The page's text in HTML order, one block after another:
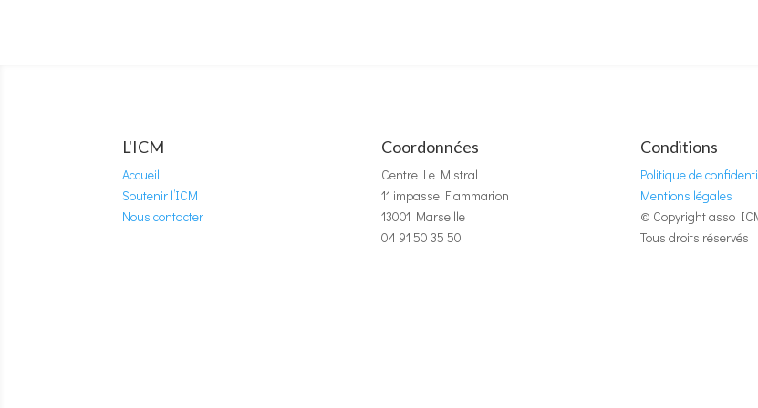
L'ICM
Accueil
Soutenir l’ICM
Nous contacter
Coordonnées
Centre Le Mistral
11 impasse Flammarion
13001 Marseille
04 91 50 35 50
Conditions
Politique de
Mentions légales
© Copyright asso
Tous droits réservés